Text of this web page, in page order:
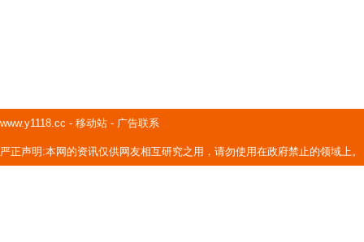
www.y1118.cc - 移动站 - 广告联系
严正声明:本网的资讯仅供网友相互研究之用，请勿使用在政府禁止的领域上。